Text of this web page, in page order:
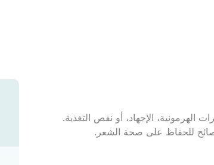
الإجهاد، أو نقص التغذية.
للحفاظ على صحة الشعر.